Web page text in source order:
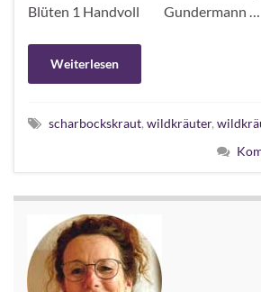
Blüten 1 Handvoll Gundermann …
Weiterlesen
scharbockskraut, wildkräuter,